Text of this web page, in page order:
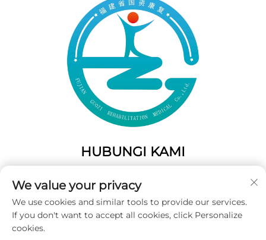
HUBUNGI KAMI
Tiongkok
Telp:+86-19859128239
E-Mail:
We value your privacy
We use cookies and similar tools to provide our services.
If you don't want to accept all cookies, click Personalize
cookies.